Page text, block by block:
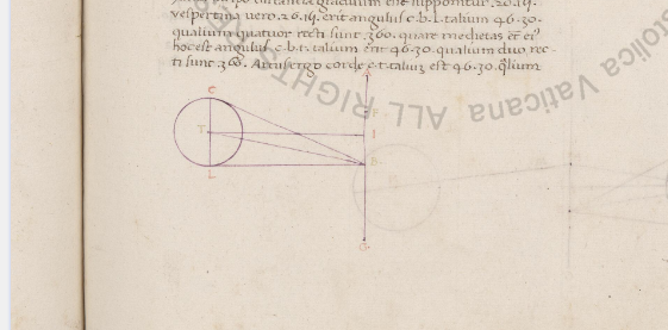
Texts
betaGlossary
Resources
Contact